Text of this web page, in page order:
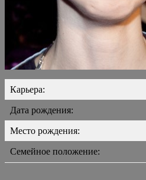
Карьера:
Дата рождения:
Место рождения:
Семейное положение: